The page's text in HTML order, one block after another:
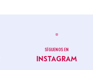
SÍGUENOS EN
INSTAGRAM